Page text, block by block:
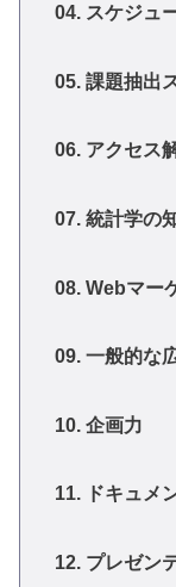
04. スケジュ
05. 課題抽出
06. アクセス
07. 統計学の
08. Webマー
09. 一般的な
10. 企画力
11. ドキュメ
12. プレゼン